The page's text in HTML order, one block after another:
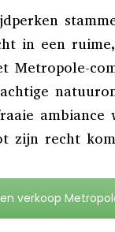
in een
Metropole-
ambiance
zijn recht
verkoop